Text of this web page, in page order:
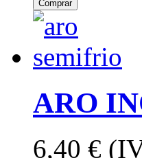
Comprar
ARO
6,40 €